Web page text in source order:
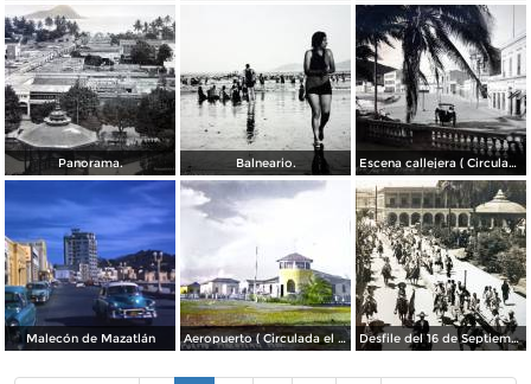
Panorama. Balneario. Escena callejera ( Circulada el 22 de Octubre de 1935 ).
Malecón de Mazatlán Aeropuerto ( Circulada el 19 de Septiembre de 1949 ). Desfile del 16 de Septiembre de 1943 Mazatlán, Sinaloa.